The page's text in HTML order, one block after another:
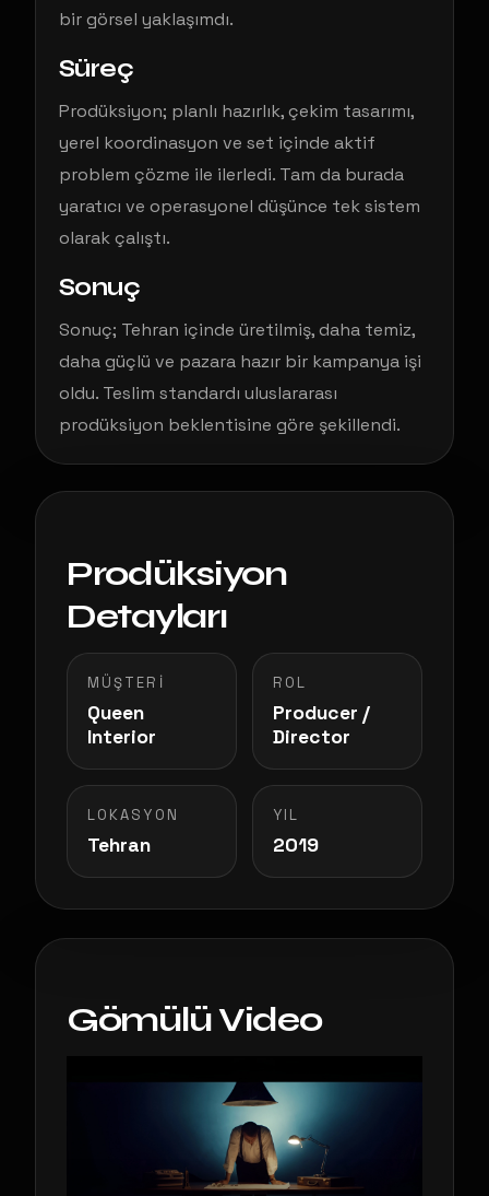
bir görsel yaklaşımdı.
Süreç
Prodüksiyon; planlı hazırlık, çekim tasarımı,
yerel koordinasyon ve set içinde aktif
problem çözme ile ilerledi. Tam da burada
yaratıcı ve operasyonel düşünce tek sistem
olarak çalıştı.
Sonuç
Sonuç; Tehran içinde üretilmiş, daha temiz,
daha güçlü ve pazara hazır bir kampanya işi
oldu. Teslim standardı uluslararası
prodüksiyon beklentisine göre şekillendi.
Prodüksiyon
Detayları
MÜŞTERI
Queen
Interior
ROL
Producer /
Director
LOKASYON
Tehran
YIL
2019
Gömülü Video